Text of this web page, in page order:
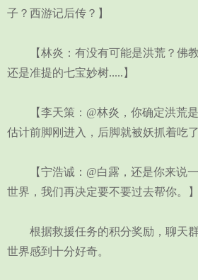
子？西游记后传？】
【林炎：有没有可能是洪荒？佛教
还是准提的七宝妙树.....】
【李天策：@林炎，你确定洪荒是
估计前脚刚进入，后脚就被妖抓着吃了
【宁浩诚：@白露，还是你来说一
世界，我们再决定要不要过去帮你。】
根据救援任务的积分奖励，聊天群
世界感到十分好奇。